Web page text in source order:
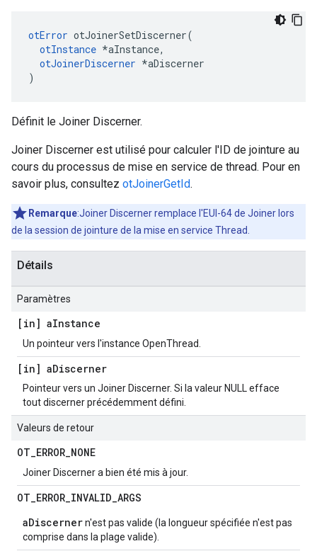
otError otJoinerSetDiscerner(
otInstance *aInstance,
otJoinerDiscerner *aDiscerner
)
Définit le Joiner Discerner.
Joiner Discerner est utilisé pour calculer l'ID de jointure au
cours du processus de mise en service de thread. Pour en
savoir plus, consultez otJoinerGetId.
Remarque:Joiner Discerner remplace l'EUI-64 de Joiner lors
de la session de jointure de la mise en service Thread.
Détails
Paramètres
[in] aInstance
Un pointeur vers l'instance OpenThread.
[in] aDiscerner
Pointeur vers un Joiner Discerner. Si la valeur NULL efface
tout discerner précédemment défini.
Valeurs de retour
OT_ERROR_NONE
Joiner Discerner a bien été mis à jour.
OT_ERROR_INVALID_ARGS
aDiscernern'est pas valide (la longueur spécifiée n'est pas
comprise dans la plage valide).